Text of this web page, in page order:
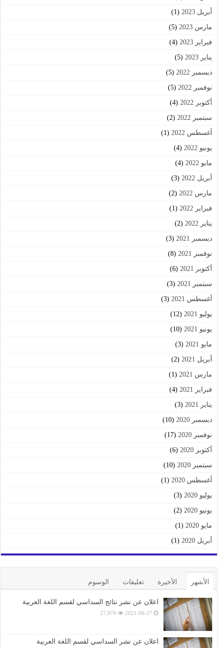
أبريل 2023 (1)
مارس 2023 (5)
فبراير 2023 (4)
يناير 2023 (5)
ديسمبر 2022 (5)
نوفمبر 2022 (5)
أكتوبر 2022 (4)
سبتمبر 2022 (2)
أغسطس 2022 (1)
يونيو 2022 (4)
مايو 2022 (4)
أبريل 2022 (3)
مارس 2022 (2)
فبراير 2022 (1)
يناير 2022 (2)
ديسمبر 2021 (3)
نوفمبر 2021 (8)
أكتوبر 2021 (6)
سبتمبر 2021 (3)
أغسطس 2021 (3)
يوليو 2021 (12)
يونيو 2021 (10)
مايو 2021 (3)
أبريل 2021 (2)
مارس 2021 (1)
فبراير 2021 (4)
يناير 2021 (3)
ديسمبر 2020 (10)
نوفمبر 2020 (17)
أكتوبر 2020 (6)
سبتمبر 2020 (10)
أغسطس 2020 (1)
يوليو 2020 (3)
يونيو 2020 (2)
مايو 2020 (1)
أبريل 2020 (1)
الأشهر الأخيرة تعليقات الوسوم
اعلان عن نشر نتائج السداسي لقسم اللغة العربية
2021-06-27
27,978
اعلان عن نشر السداسي لقسم اللغة العربية